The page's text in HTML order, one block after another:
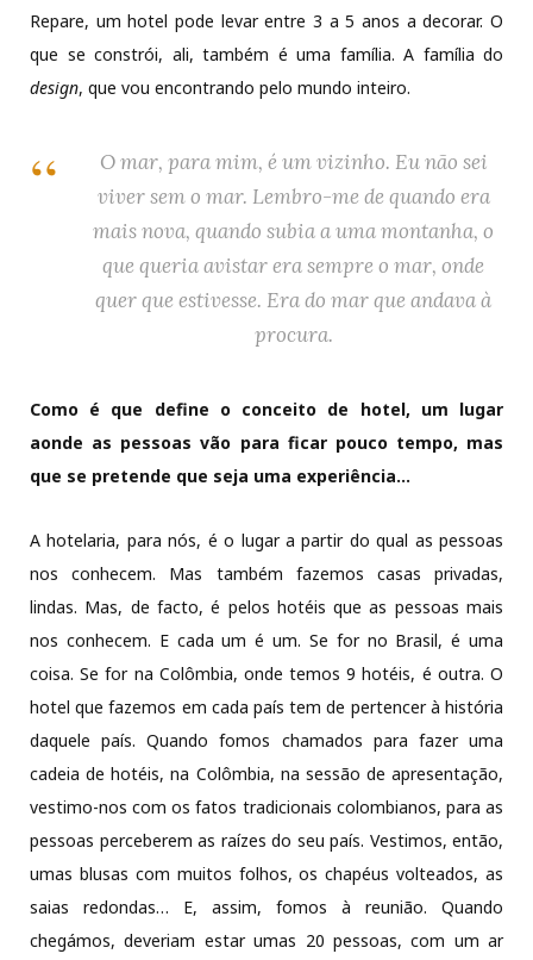
Repare, um hotel pode levar entre 3 a 5 anos a decorar. O
que se constrói, ali, também é uma família. A família do
design, que vou encontrando pelo mundo inteiro.
O mar, para mim, é um vizinho. Eu não sei
viver sem o mar. Lembro-me de quando era
mais nova, quando subia a uma montanha, o
que queria avistar era sempre o mar, onde
quer que estivesse. Era do mar que andava à
procura.
Como é que define o conceito de hotel, um lugar
aonde as pessoas vão para ficar pouco tempo, mas
que se pretende que seja uma experiência…
A hotelaria, para nós, é o lugar a partir do qual as pessoas
nos conhecem. Mas também fazemos casas privadas,
lindas. Mas, de facto, é pelos hotéis que as pessoas mais
nos conhecem. E cada um é um. Se for no Brasil, é uma
coisa. Se for na Colômbia, onde temos 9 hotéis, é outra. O
hotel que fazemos em cada país tem de pertencer à história
daquele país. Quando fomos chamados para fazer uma
cadeia de hotéis, na Colômbia, na sessão de apresentação,
vestimo-nos com os fatos tradicionais colombianos, para as
pessoas perceberem as raízes do seu país. Vestimos, então,
umas blusas com muitos folhos, os chapéus volteados, as
saias redondas… E, assim, fomos à reunião. Quando
chegámos, deveriam estar umas 20 pessoas, com um ar